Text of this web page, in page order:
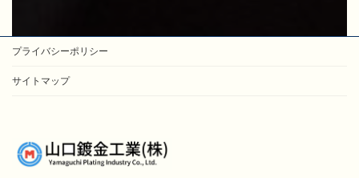
プライバシーポリシー
サイトマップ